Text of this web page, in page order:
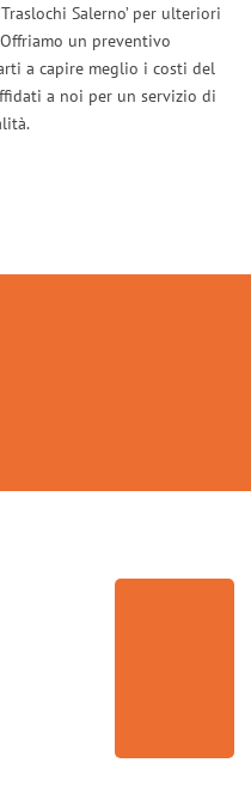
Salerno’ per ulteriori
un preventivo
a capire meglio i costi del
a noi per un servizio di